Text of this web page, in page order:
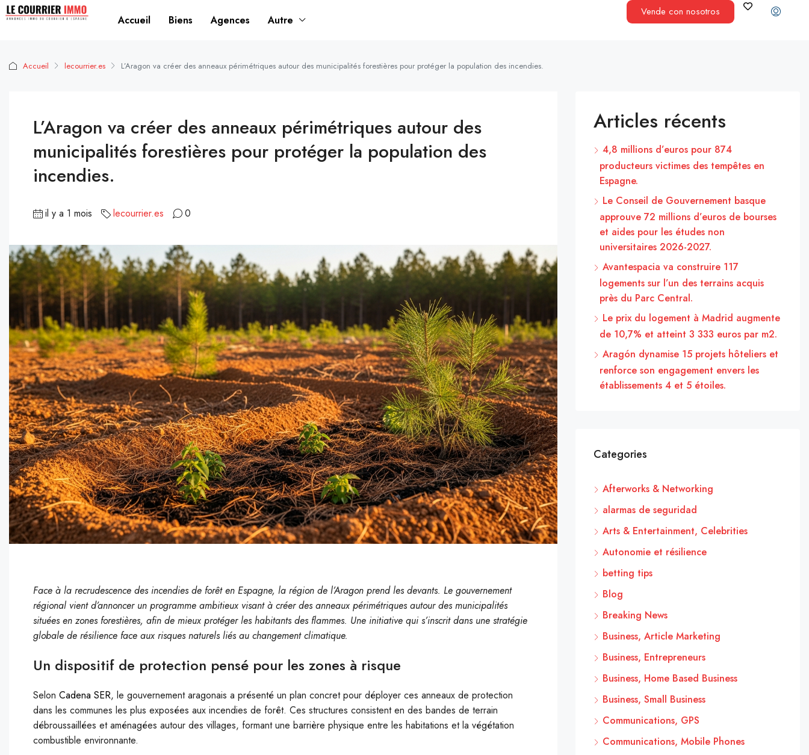
Accueil Biens Agences Autre
Vende con nosotros
Accueil lecourrier.es L’Aragon va créer des anneaux périmétriques autour des municipalités forestières pour protéger la population des incendies.
L’Aragon va créer des anneaux périmétriques autour des
municipalités forestières pour protéger la population des
incendies.
il y a 1 mois lecourrier.es 0
Face à la recrudescence des incendies de forêt en Espagne, la région de l’Aragon prend les devants. Le gouvernement
régional vient d’annoncer un programme ambitieux visant à créer des anneaux périmétriques autour des municipalités
situées en zones forestières, afin de mieux protéger les habitants des flammes. Une initiative qui s’inscrit dans une stratégie
globale de résilience face aux risques naturels liés au changement climatique.
Un dispositif de protection pensé pour les zones à risque
Selon Cadena SER, le gouvernement aragonais a présenté un plan concret pour déployer ces anneaux de protection
dans les communes les plus exposées aux incendies de forêt. Ces structures consistent en des bandes de terrain
débroussaillées et aménagées autour des villages, formant une barrière physique entre les habitations et la végétation
combustible environnante.
Articles récents
4,8 millions d’euros pour 874
producteurs victimes des tempêtes en
Espagne.
Le Conseil de Gouvernement basque
approuve 72 millions d’euros de bourses
et aides pour les études non
universitaires 2026-2027.
Avantespacia va construire 117
logements sur l’un des terrains acquis
près du Parc Central.
Le prix du logement à Madrid augmente
de 10,7% et atteint 3 333 euros par m2.
Aragón dynamise 15 projets hôteliers et
renforce son engagement envers les
établissements 4 et 5 étoiles.
Categories
Afterworks & Networking
alarmas de seguridad
Arts & Entertainment, Celebrities
Autonomie et résilience
betting tips
Blog
Breaking News
Business, Article Marketing
Business, Entrepreneurs
Business, Home Based Business
Business, Small Business
Communications, GPS
Communications, Mobile Phones